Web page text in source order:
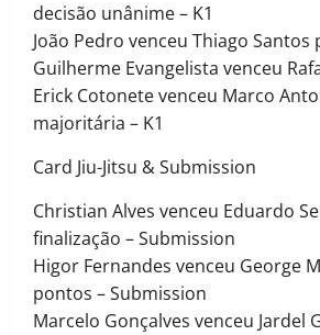
decisão unânime – K1
João Pedro venceu Thiago Santos
Guilherme Evangelista venceu
Erick Cotonete venceu Marco
majoritária – K1
Card Jiu-Jitsu & Submission
Christian Alves venceu Eduardo
finalização – Submission
Higor Fernandes venceu George
pontos – Submission
Marcelo Gonçalves venceu Jardel